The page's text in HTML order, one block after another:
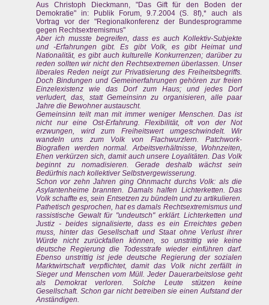
Aus Christoph Dieckmann, "Das Gift für den Boden der
Demokratie" in: Publik Forum, 9.7.2004 (S. 8f),* auch als
Vortrag vor der "Regionalkonferenz der Bundesprogramme
gegen Rechtsextremismus"
Aber ich musste begreifen, dass es auch Kollektiv-Subjekte
und -Erfahrungen gibt. Es gibt Volk, es gibt Heimat und
Nationalität, es gibt auch kulturelle Konkurrenzen; darüber zu
reden sollten wir nicht den Rechtsextremen überlassen. Unser
liberales Reden neigt zur Privatisierung des Freiheitsbegriffs.
Doch Bindungen und Gemeinerfahrungen gehören zur freien
Einzelexistenz wie das Dorf zum Haus; und jedes Dorf
verludert, das, statt Gemeinsinn zu organisieren, alle paar
Jahre die Bewohner austauscht.
Gemeinsinn teilt man mit immer weniger Menschen. Das ist
nicht nur eine Ost-Erfahrung. Flexibilität, oft von der Not
erzwungen, wird zum Freiheitswert umgeschwindelt. Wir
wandeln uns zum Volk von Flachwurzlern. Patchwork-
Biografien werden normal. Arbeitsverhältnisse, Wohnzeiten,
Ehen verkürzen sich, damit auch unsere Loyalitäten. Das Volk
beginnt zu nomadisieren. Gerade deshalb wächst sein
Bedürfnis nach kollektiver Selbstvergewisserung.
Schon vor zehn Jahren ging Ohnmacht durchs Volk: als die
Asylantenheime brannten. Damals halfen Lichterketten. Das
Volk schaffte es, sein Entsetzen zu bündeln und zu artikulieren.
Pathetisch gesprochen, hat es damals Rechtsextremismus und
rassistische Gewalt für "undeutsch" erklärt. Lichterketten und
Justiz - beides signalisierte, dass es ein Erreichtes geben
muss, hinter das Gesellschaft und Staat ohne Verlust ihrer
Würde nicht zurückfallen können, so unstrittig wie keine
deutsche Regierung die Todesstrafe wieder einführen darf.
Ebenso unstrittig ist jede deutsche Regierung der sozialen
Marktwirtschaft verpflichtet, damit das Volk nicht zerfällt in
Sieger und Menschen vom Müll. Jeder Dauerarbeitslose geht
als Demokrat verloren. Solche Leute stützen keine
Gesellschaft. Schon gar nicht betreiben sie einen Aufstand der
Anständigen.